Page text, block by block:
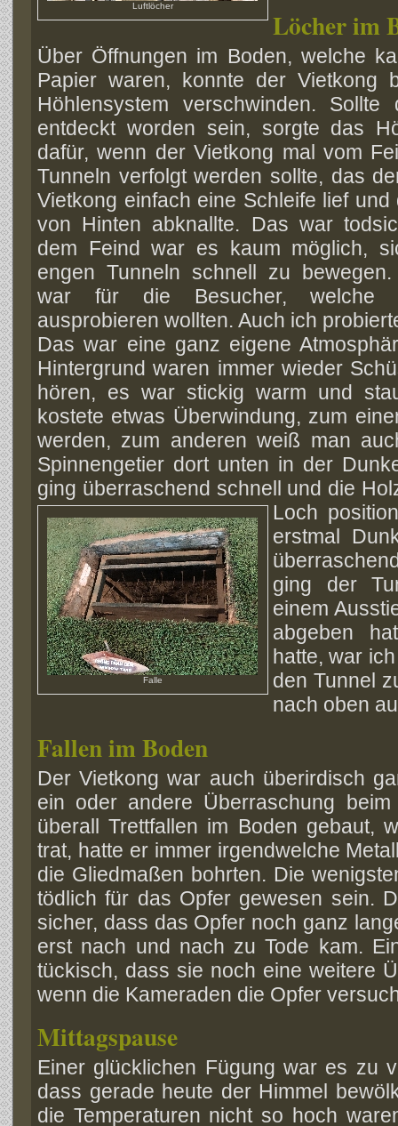
Luftlöcher
Löcher im
Über Öffnungen im Boden, welche
Papier waren, konnte der Vietkong
Höhlensystem verschwinden.
entdeckt worden sein, sorgte das
dafür, wenn der Vietkong mal vom
Tunneln verfolgt werden sollte, das
Vietkong einfach eine Schleife lief und
von Hinten abknallte. Das war
dem Feind war es kaum möglich,
engen Tunneln schnell zu
war für die Besucher, welche
ausprobieren wollten. Auch ich
Das war eine ganz eigene
Hintergrund waren immer wieder
hören, es war stickig warm und
kostete etwas Überwindung, zum
werden, zum anderen weiß man
Spinnengetier dort unten in der
ging überraschend schnell und die
Loch
Falle
erstmal
ging der
einem
abgeben
hatte, war
den Tunnel
nach oben
Fallen im Boden
Der Vietkong war auch überirdisch
ein oder andere Überraschung
überall Trettfallen im Boden gebaut,
trat, hatte er immer irgendwelche
die Gliedmaßen bohrten. Die
tödlich für das Opfer gewesen sein.
sicher, dass das Opfer noch ganz
erst nach und nach zu Tode kam.
tückisch, dass sie noch eine weitere
wenn die Kameraden die Opfer
Mittagspause
Einer glücklichen Fügung war es zu
dass gerade heute der Himmel
die Temperaturen nicht so hoch